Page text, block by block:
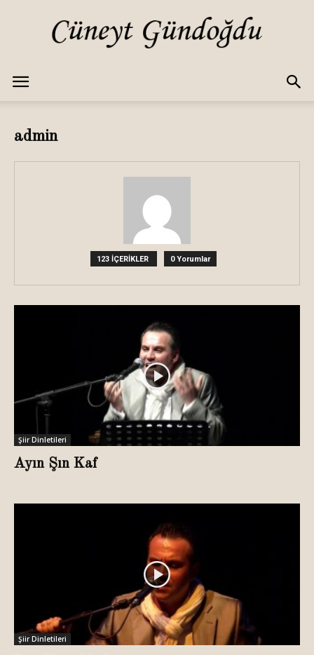
admin
123 İÇERİKLER 0 Yorumlar
Şiir Dinletileri
Ayın Şın Kaf
Şiir Dinletileri